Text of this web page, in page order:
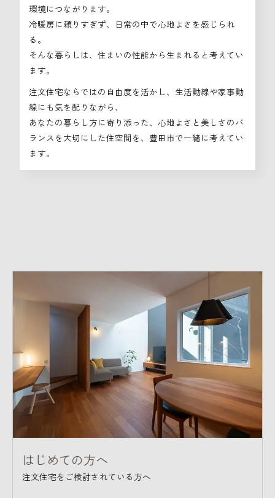
環境につながります。
冷暖房に頼りすぎず、日常の中で心地よさを感じられ
る。
そんな暮らしは、住まいの性能から生まれると考えてい
ます。
注文住宅ならではの自由度を活かし、生活動線や家事動
線にも気を配りながら、
あなたの暮らし方に寄り添った、心地よさと美しさのバ
ランスを大切にした住空間を、豊田市で一緒に考えてい
ます。
はじめての方へ
注文住宅をご検討されている方へ